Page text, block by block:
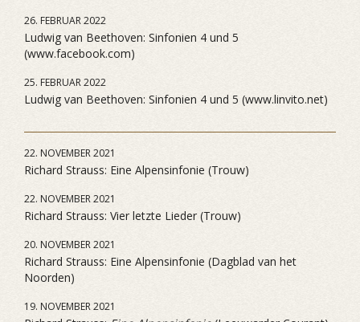
26. FEBRUAR 2022
Ludwig van Beethoven: Sinfonien 4 und 5
(www.facebook.com)
25. FEBRUAR 2022
Ludwig van Beethoven: Sinfonien 4 und 5 (www.linvito.net)
22. NOVEMBER 2021
Richard Strauss: Eine Alpensinfonie (Trouw)
22. NOVEMBER 2021
Richard Strauss: Vier letzte Lieder (Trouw)
20. NOVEMBER 2021
Richard Strauss: Eine Alpensinfonie (Dagblad van het
Noorden)
19. NOVEMBER 2021